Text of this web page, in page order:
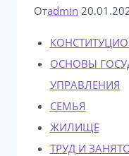
Отadmin
ОСНОВЫ
УПРАВЛЕНИЯ
СЕМЬЯ
ЖИЛИЩЕ
ТРУД И